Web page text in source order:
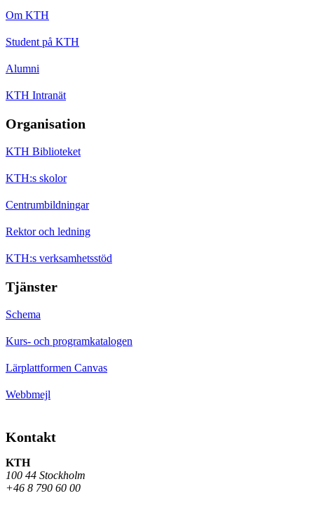
Om KTH
Student på KTH
Alumni
KTH Intranät
Organisation
KTH Biblioteket
KTH:s skolor
Centrumbildningar
Rektor och ledning
KTH:s verksamhetsstöd
Tjänster
Schema
Kurs- och programkatalogen
Lärplattformen Canvas
Webbmejl
Kontakt
KTH
100 44 Stockholm
+46 8 790 60 00